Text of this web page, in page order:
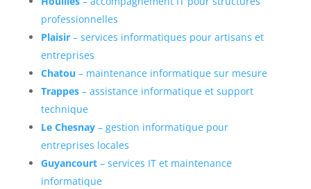
professionnelles
Plaisir– services informatiques pour artisans et
entreprises
Chatou – maintenance informatique sur mesure
Trappes– assistance informatique et support
technique
Le Chesnay– gestion informatique pour
entreprises locales
Guyancourt– services IT et maintenance
informatique